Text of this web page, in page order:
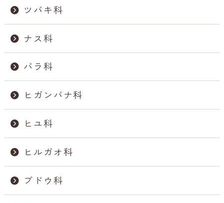
ツバキ科
ナス科
バラ科
ヒガンバナ科
ヒユ科
ヒルガオ科
ブドウ科